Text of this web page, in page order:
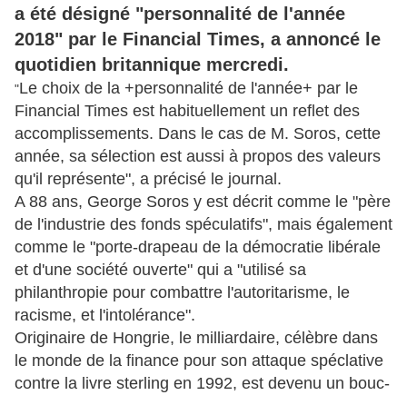
a été désigné "personnalité de l'année
2018" par le Financial Times, a annoncé le
quotidien britannique mercredi.
"Le choix de la +personnalité de l'année+ par le
Financial Times est habituellement un reflet des
accomplissements. Dans le cas de M. Soros, cette
année, sa sélection est aussi à propos des valeurs
qu'il représente", a précisé le journal.
A 88 ans, George Soros y est décrit comme le "père
de l'industrie des fonds spéculatifs", mais également
comme le "porte-drapeau de la démocratie libérale
et d'une société ouverte" qui a "utilisé sa
philanthropie pour combattre l'autoritarisme, le
racisme, et l'intolérance".
Originaire de Hongrie, le milliardaire, célèbre dans
le monde de la finance pour son attaque spéclative
contre la livre sterling en 1992, est devenu un bouc-